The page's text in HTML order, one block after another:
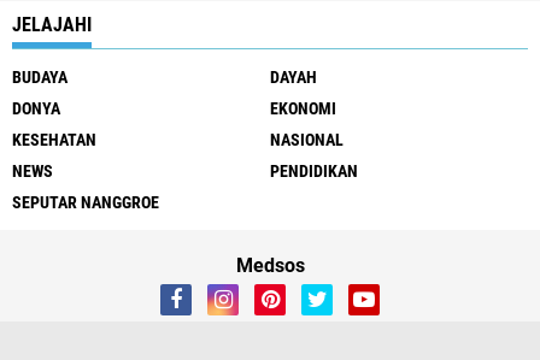
JELAJAHI
BUDAYA
DAYAH
DONYA
EKONOMI
KESEHATAN
NASIONAL
NEWS
PENDIDIKAN
SEPUTAR NANGGROE
Medsos